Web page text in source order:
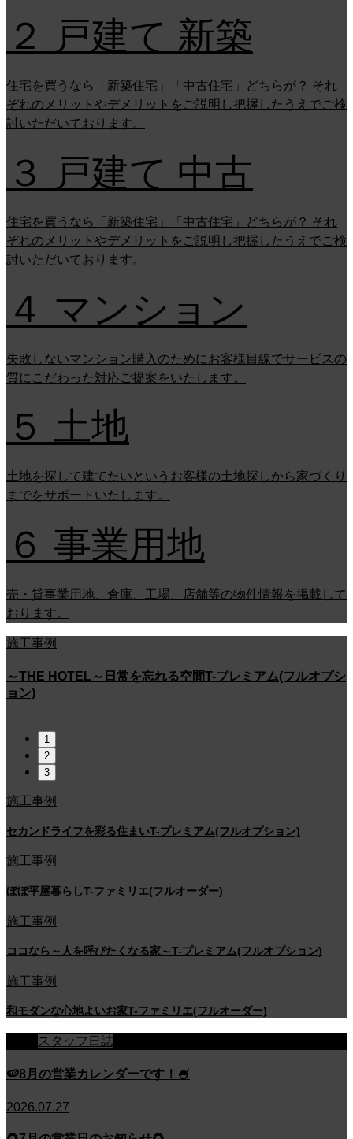
２ 戸建て 新築
住宅を買うなら「新築住宅」「中古住宅」どちらが？ それ
ぞれのメリットやデメリットをご説明し把握したうえでご検
討いただいております。
３ 戸建て 中古
住宅を買うなら「新築住宅」「中古住宅」どちらが？ それ
ぞれのメリットやデメリットをご説明し把握したうえでご検
討いただいております。
４ マンション
失敗しないマンション購入のためにお客様目線でサービスの
質にこだわった対応ご提案をいたします。
５ 土地
土地を探して建てたいというお客様の土地探しから家づくり
までをサポートいたします。
６ 事業用地
売・貸事業用地、倉庫、工場、店舗等の物件情報を掲載して
おります。
日常を忘れる空間T-プレミアム(フルオプシ ［事業用地］物
1
2
3
施工事例
セカンドライフを彩る住まいT-プレミアム(フルオプション)
施工事例
ぼぼ平屋暮らしT-ファミリエ(フルオーダー)
施工事例
ココなら～人を呼びたくなる家～T-プレミアム(フルオプション)
施工事例
和モダンな心地よいお家T-ファミリエ(フルオーダー)
スタッフ日誌
🍉8月の営業カレンダーです！🍧
2026.07.27